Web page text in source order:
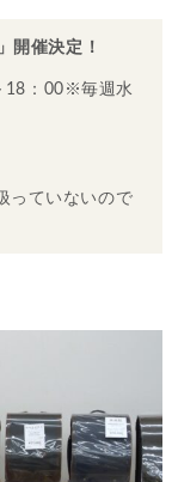
開催決定！
18：00※毎週水
っていないので